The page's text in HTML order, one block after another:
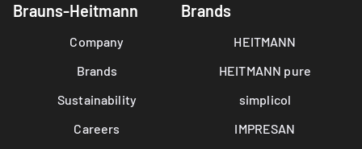
Brauns-Heitmann
Company
Brands
Sustainability
Careers
Brands
HEITMANN
HEITMANN pure
simplicol
IMPRESAN